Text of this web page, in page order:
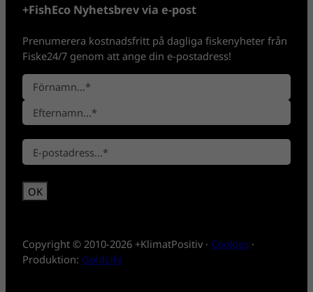
+FishEco Nyhetsbrev via e-post
Prenumerera kostnadsfritt på dagliga fiskenyheter från
Fiske24/7 genom att ange din e-postadress!
N
a
n
*
F
ö
r
a
m
n
t
e
m
n
E
-
*
Copyright © 2010-2026 +KlimatPositiv · Cookies ·
Produktion: GoldLife